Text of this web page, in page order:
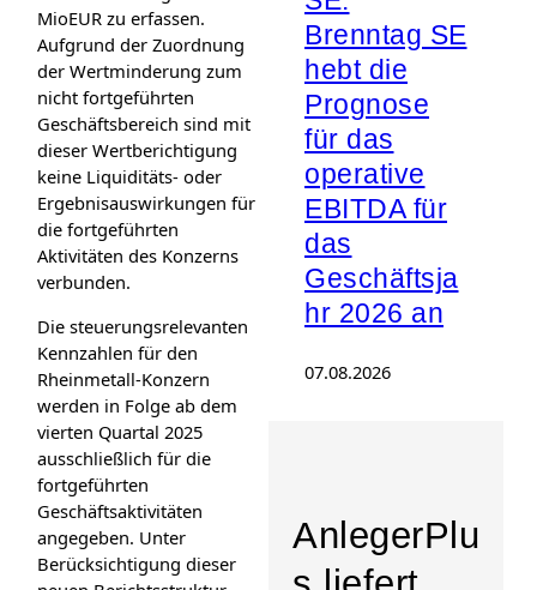
MioEUR zu erfassen.
Aufgrund der Zuordnung
der Wertminderung zum
nicht fortgeführten
Geschäftsbereich sind mit
dieser Wertberichtigung
keine Liquiditäts- oder
Ergebnisauswirkungen für
die fortgeführten
Aktivitäten des Konzerns
verbunden.
Die steuerungsrelevanten
Kennzahlen für den
Rheinmetall-Konzern
werden in Folge ab dem
vierten Quartal 2025
ausschließlich für die
fortgeführten
Geschäftsaktivitäten
angegeben. Unter
Berücksichtigung dieser
Brenntag SE
hebt die
Prognose
für das
operative
EBITDA für
das
Geschäftsja
hr 2026 an
07.08.2026
AnlegerPlu